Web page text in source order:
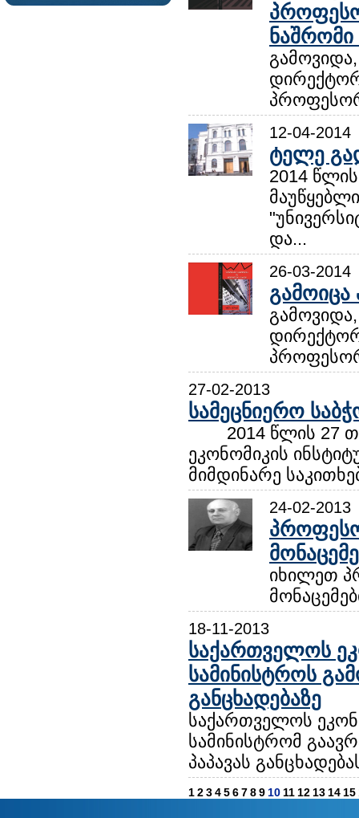
ნაშრომი
12-04-2014
ტელე
2014
და...
26-03-2014
გამოიცა
27-02-2013
სამეცნიერო
2014 წლის 27
ეკონომიკის
მიმდინარე
24-02-2013
იხილეთ
18-11-2013
საქართველოს
სამინისტროს
განცხადებაზე
საქართველოს
სამინისტრომ
პაპავას
123456789 10 11 12 13 14 15